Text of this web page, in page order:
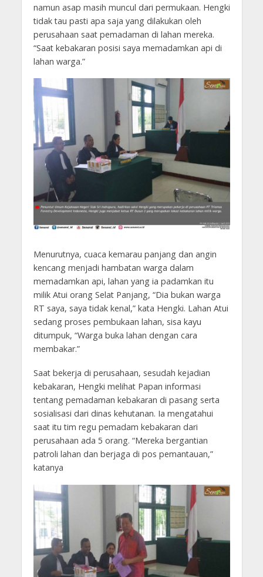
namun asap masih muncul dari permukaan. Hengki
tidak tau pasti apa saja yang dilakukan oleh
perusahaan saat pemadaman di lahan mereka.
“Saat kebakaran posisi saya memadamkan api di
lahan warga.”
Menurutnya, cuaca kemarau panjang dan angin
kencang menjadi hambatan warga dalam
memadamkan api, lahan yang ia padamkan itu
milik Atui orang Selat Panjang, “Dia bukan warga
RT saya, saya tidak kenal,” kata Hengki. Lahan Atui
sedang proses pembukaan lahan, sisa kayu
ditumpuk, “Warga buka lahan dengan cara
membakar.”
Saat bekerja di perusahaan, sesudah kejadian
kebakaran, Hengki melihat Papan informasi
tentang pemadaman kebakaran di pasang serta
sosialisasi dari dinas kehutanan. Ia mengatahui
saat itu tim regu pemadam kebakaran dari
perusahaan ada 5 orang. “Mereka bergantian
patroli lahan dan berjaga di pos pemantauan,”
katanya